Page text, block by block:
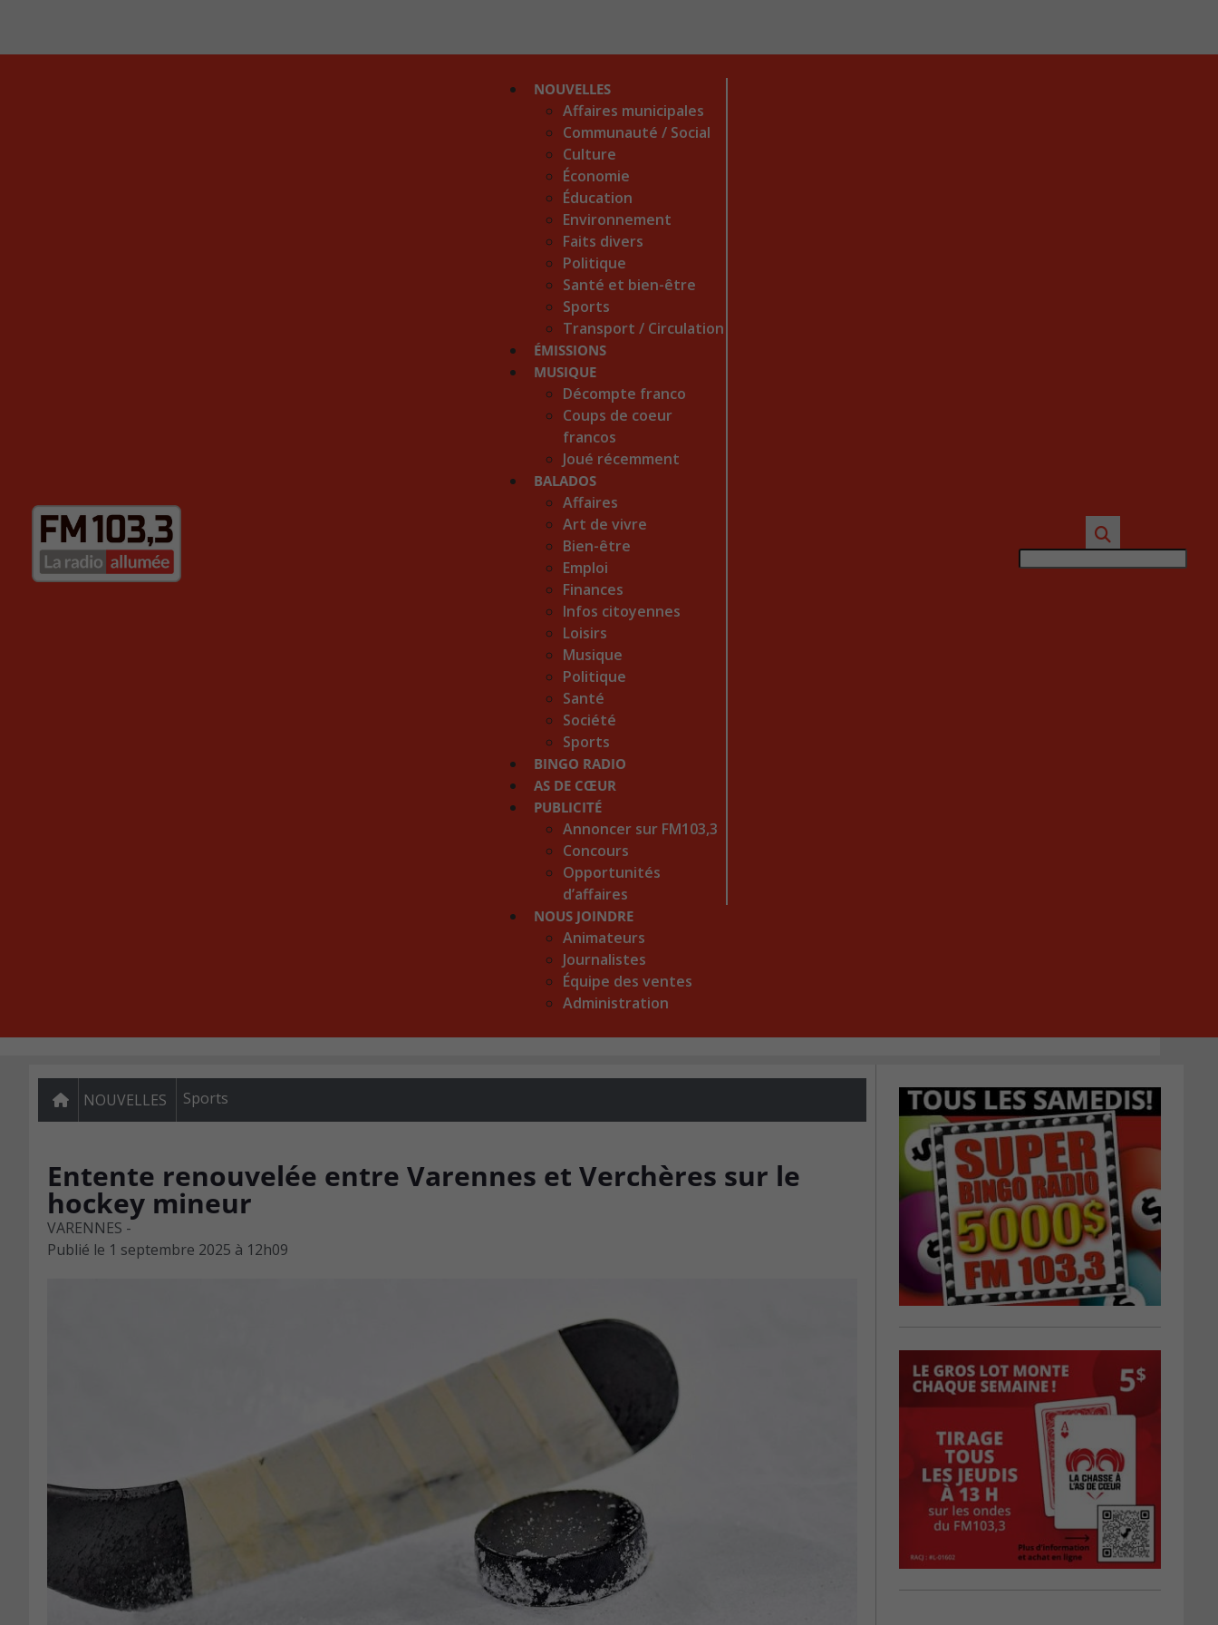
NOUVELLES
Affaires municipales
Communauté / Social
Culture
Économie
Éducation
Environnement
Faits divers
Politique
Santé et bien-être
Sports
Transport / Circulation
ÉMISSIONS
MUSIQUE
Décompte franco
Coups de coeur
francos
Joué récemment
BALADOS
Affaires
Art de vivre
Bien-être
Emploi
Finances
Infos citoyennes
Loisirs
Musique
Politique
Santé
Société
Sports
BINGO RADIO
AS DE CŒUR
PUBLICITÉ
Annoncer sur FM103,3
Concours
Opportunités
d’affaires
NOUS JOINDRE
Animateurs
Journalistes
Équipe des ventes
Administration
NOUVELLES Sports
Entente renouvelée entre Varennes et Verchères sur le
hockey mineur
VARENNES -
Publié le 1 septembre 2025 à 12h09